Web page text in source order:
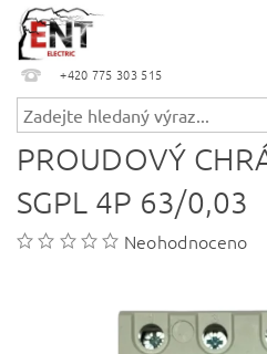
+420 775 303 515
PROUDOVÝ
SGPL 4P 63/0,03
Neohodnoceno